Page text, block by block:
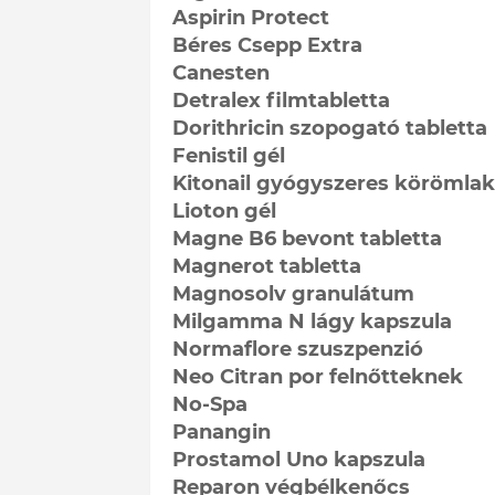
Aspirin Protect
Béres Csepp Extra
Canesten
Detralex filmtabletta
Dorithricin szopogató tabletta
Fenistil gél
Kitonail gyógyszeres
Lioton gél
Magne B6 bevont tabletta
Magnerot tabletta
Magnosolv granulátum
Milgamma N lágy kapszula
Normaflore szuszpenzió
Neo Citran por felnőtteknek
No-Spa
Panangin
Prostamol Uno kapszula
Reparon végbélkenőcs